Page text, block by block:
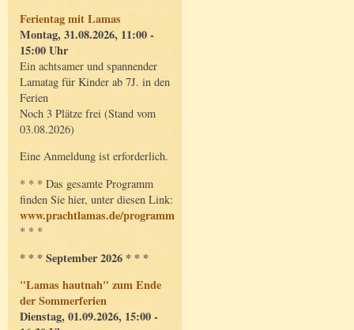
Ferientag mit Lamas
Montag, 31.08.2026, 11:00 -
15:00 Uhr
Ein achtsamer und spannender
Lamatag für Kinder ab 7J. in den
Ferien
Noch 3 Plätze frei (Stand vom
03.08.2026)
Eine Anmeldung ist erforderlich.
* * * Das gesamte Programm
finden Sie hier, unter diesen Link:
www.prachtlamas.de/programm
* * *
* * * September 2026 * * *
"Lamas hautnah" zum Ende
der Sommerferien
Dienstag, 01.09.2026, 15:00 -